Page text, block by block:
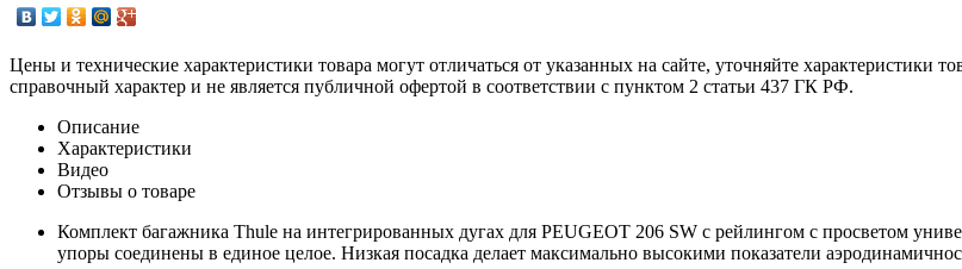
Цены и технические характеристики товара могут отличаться от указанных на сайте, уточняйте
справочный характер и не является публичной офертой в соответствии с пунктом 2 статьи 437 ГК РФ.
Описание
Характеристики
Видео
Отзывы о товаре
Комплект багажника Thule на интегрированных дугах для PEUGEOT 206 SW с рейлингом с просветом
упоры соединены в единое целое. Низкая посадка делает максимально высокими показатели